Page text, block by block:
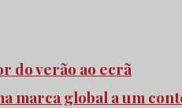
do verão ao ecrã
marca global a um